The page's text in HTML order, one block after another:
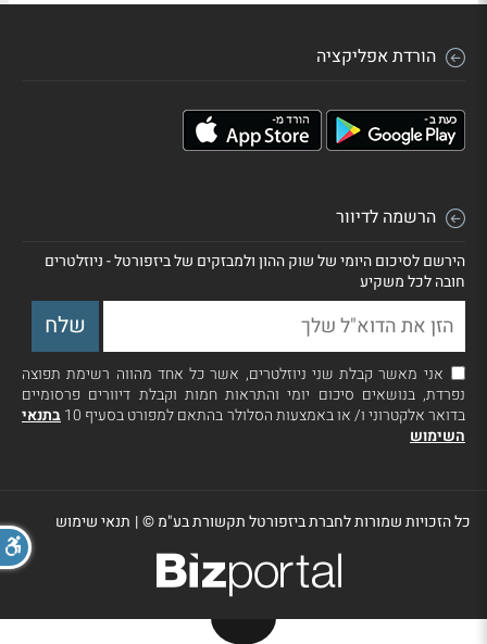
הורדת אפליקציה
הרשמה לדיוור
הירשם לסיכום היומי של שוק ההון ולמבזקים של ביזפורטל - ניוזלטרים
חובה לכל משקיע
אני מאשר קבלת שני ניוזלטרים, אשר כל אחד מהווה רשימת תפוצה
נפרדת, בנושאים סיכום יומי והתראות חמות וקבלת דיוורים פרסומיים
בדואר אלקטרוני ו/ או באמצעות הסלולר בהתאם למפורט בסעיף 10
בתנאי
השימוש
כל הזכויות שמורות לחברת ביזפורטל תקשורת בע"מ ©| תנאי שימוש